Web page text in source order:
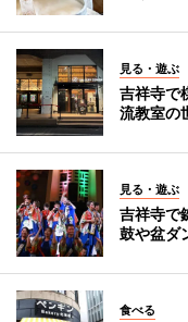
見る・遊ぶ
吉祥寺で
流教室の
見る・遊ぶ
吉祥寺で
鼓や盆ダ
食べる